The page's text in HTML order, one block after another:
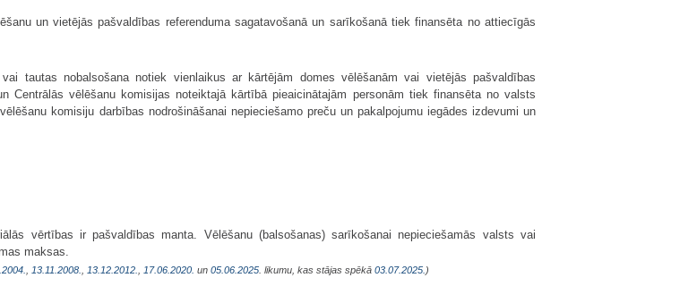
un vietējās pašvaldības referenduma sagatavošanā un sarīkošanā tiek finansēta no attiecīgās
tautas nobalsošana notiek vienlaikus ar kārtējām domes vēlēšanām vai vietējās pašvaldības
Centrālās vēlēšanu komisijas noteiktajā kārtībā pieaicinātajām personām tiek finansēta no valsts
komisiju darbības nodrošināšanai nepieciešamo preču un pakalpojumu iegādes izdevumi un
vērtības ir pašvaldības manta. Vēlēšanu (balsošanas) sarīkošanai nepieciešamās valsts vai
maksas.
, 13.11.2008., 13.12.2012., 17.06.2020. un 05.06.2025. likumu, kas stājas spēkā 03.07.2025.)